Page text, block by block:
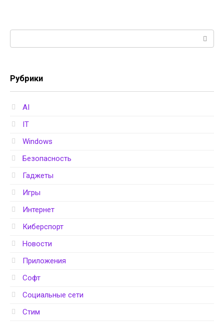
Рубрики
AI
IT
Windows
Безопасность
Гаджеты
Игры
Интернет
Киберспорт
Новости
Приложения
Софт
Социальные сети
Стим